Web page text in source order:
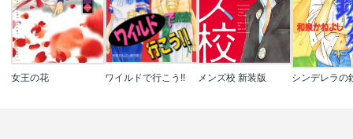
女王の花 ワイルドで行こう!! メンズ校 新装版 シンデレラの